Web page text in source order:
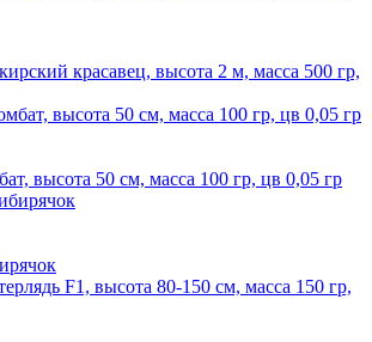
красавец, высота 2 м, масса 500 гр,
высота 50 см, масса 100 гр, цв 0,05 гр